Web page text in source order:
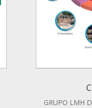
GRUPO LMH